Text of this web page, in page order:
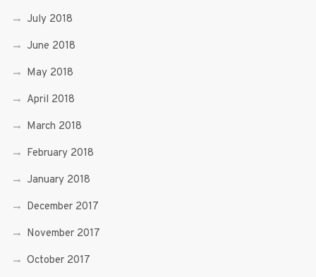
July 2018
June 2018
May 2018
April 2018
March 2018
February 2018
January 2018
December 2017
November 2017
October 2017